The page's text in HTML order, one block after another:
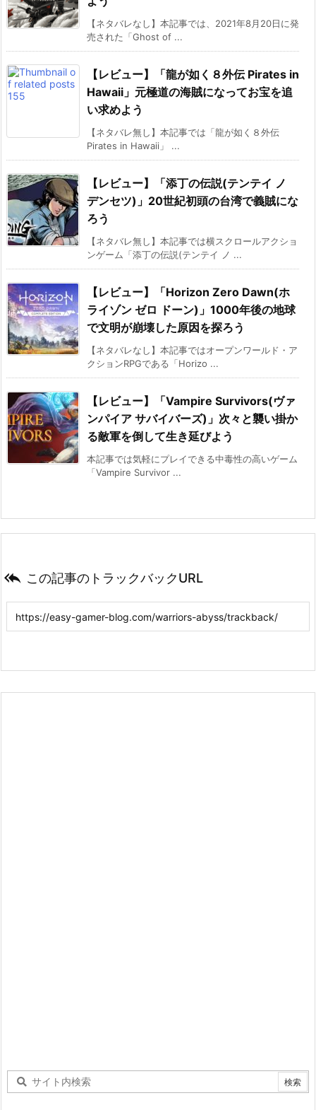
【ネタバレなし】本記事では、2021年8月20日に発
売された「Ghost of ...
【レビュー】「龍が如く８外伝 Pirates in
Hawaii」元極道の海賊になってお宝を追
い求めよう
【ネタバレ無し】本記事では「龍が如く８外伝
Pirates in Hawaii」 ...
【レビュー】「添丁の伝説(テンテイ ノ
デンセツ)」20世紀初頭の台湾で義賊にな
ろう
【ネタバレ無し】本記事では横スクロールアクショ
ンゲーム「添丁の伝説(テンテイ ノ ...
【レビュー】「Horizon Zero Dawn(ホ
ライゾン ゼロ ドーン)」1000年後の地球
で文明が崩壊した原因を探ろう
【ネタバレなし】本記事ではオープンワールド・ア
クションRPGである「Horizo ...
【レビュー】「Vampire Survivors(ヴァ
ンパイア サバイバーズ)」次々と襲い掛か
る敵軍を倒して生き延びよう
本記事では気軽にプレイできる中毒性の高いゲーム
「Vampire Survivor ...
 この記事のトラックバックURL